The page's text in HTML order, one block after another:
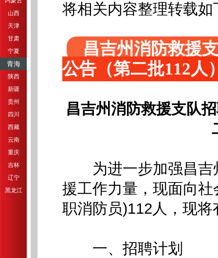
山西
天津
甘肃
宁夏
青海
陕西
新疆
贵州
四川
西藏
云南
重庆
吉林
辽宁
黑龙江
将相关内容整理转载
昌吉州消防救援
公告（第二批112人
昌吉州消防救援支队
为进一步加强昌吉
援工作力量，现面向
职消防员)112人，现
一、招聘计划